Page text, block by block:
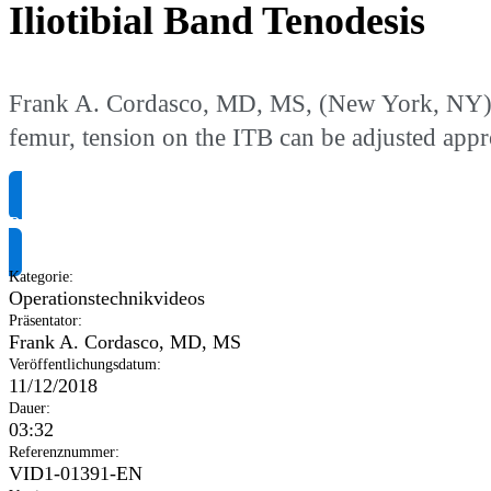
Iliotibial Band Tenodesis
Frank A. Cordasco, MD, MS, (New York,
femur, tension on the ITB can be adjusted
Produktinformationen anfragen
Kategorie:
Operationstechnikvideos
Präsentator:
Frank A. Cordasco, MD, MS
Veröffentlichungsdatum:
11/12/2018
Dauer:
03:32
Referenznummer:
VID1-01391-EN